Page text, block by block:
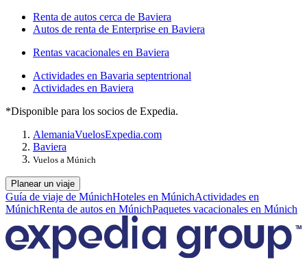
Renta de autos cerca de Baviera
Autos de renta de Enterprise en Baviera
Rentas vacacionales en Baviera
Actividades en Bavaria septentrional
Actividades en Baviera
*Disponible para los socios de Expedia.
AlemaniaVuelosExpedia.com
Baviera
Vuelos a Múnich
Planear un viaje
Guía de viaje de MúnichHoteles en MúnichActividades en
MúnichRenta de autos en MúnichPaquetes vacacionales en Múnich